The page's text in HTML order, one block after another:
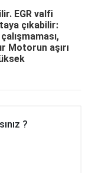
EGR valfi
çıkabilir:
Motorun aşırı
?